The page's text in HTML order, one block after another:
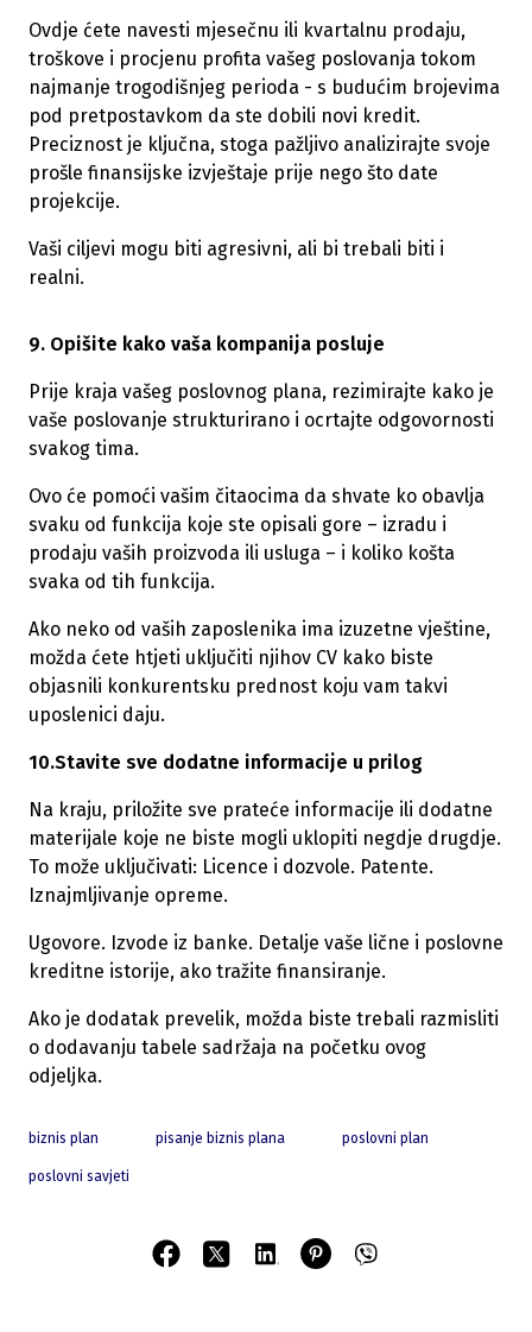
Ovdje ćete navesti mjesečnu ili kvartalnu prodaju,
troškove i procjenu profita vašeg poslovanja tokom
najmanje trogodišnjeg perioda - s budućim brojevima
pod pretpostavkom da ste dobili novi kredit.
Preciznost je ključna, stoga pažljivo analizirajte svoje
prošle finansijske izvještaje prije nego što date
projekcije.
Vaši ciljevi mogu biti agresivni, ali bi trebali biti i
realni.
9. Opišite kako vaša kompanija posluje
Prije kraja vašeg poslovnog plana, rezimirajte kako je
vaše poslovanje strukturirano i ocrtajte odgovornosti
svakog tima.
Ovo će pomoći vašim čitaocima da shvate ko obavlja
svaku od funkcija koje ste opisali gore – izradu i
prodaju vaših proizvoda ili usluga – i koliko košta
svaka od tih funkcija.
Ako neko od vaših zaposlenika ima izuzetne vještine,
možda ćete htjeti uključiti njihov CV kako biste
objasnili konkurentsku prednost koju vam takvi
uposlenici daju.
10.Stavite sve dodatne informacije u prilog
Na kraju, priložite sve prateće informacije ili dodatne
materijale koje ne biste mogli uklopiti negdje drugdje.
To može uključivati: Licence i dozvole. Patente.
Iznajmljivanje opreme.
Ugovore. Izvode iz banke. Detalje vaše lične i poslovne
kreditne istorije, ako tražite finansiranje.
Ako je dodatak prevelik, možda biste trebali razmisliti
o dodavanju tabele sadržaja na početku ovog
odjeljka.
biznis plan pisanje biznis plana poslovni plan
poslovni savjeti